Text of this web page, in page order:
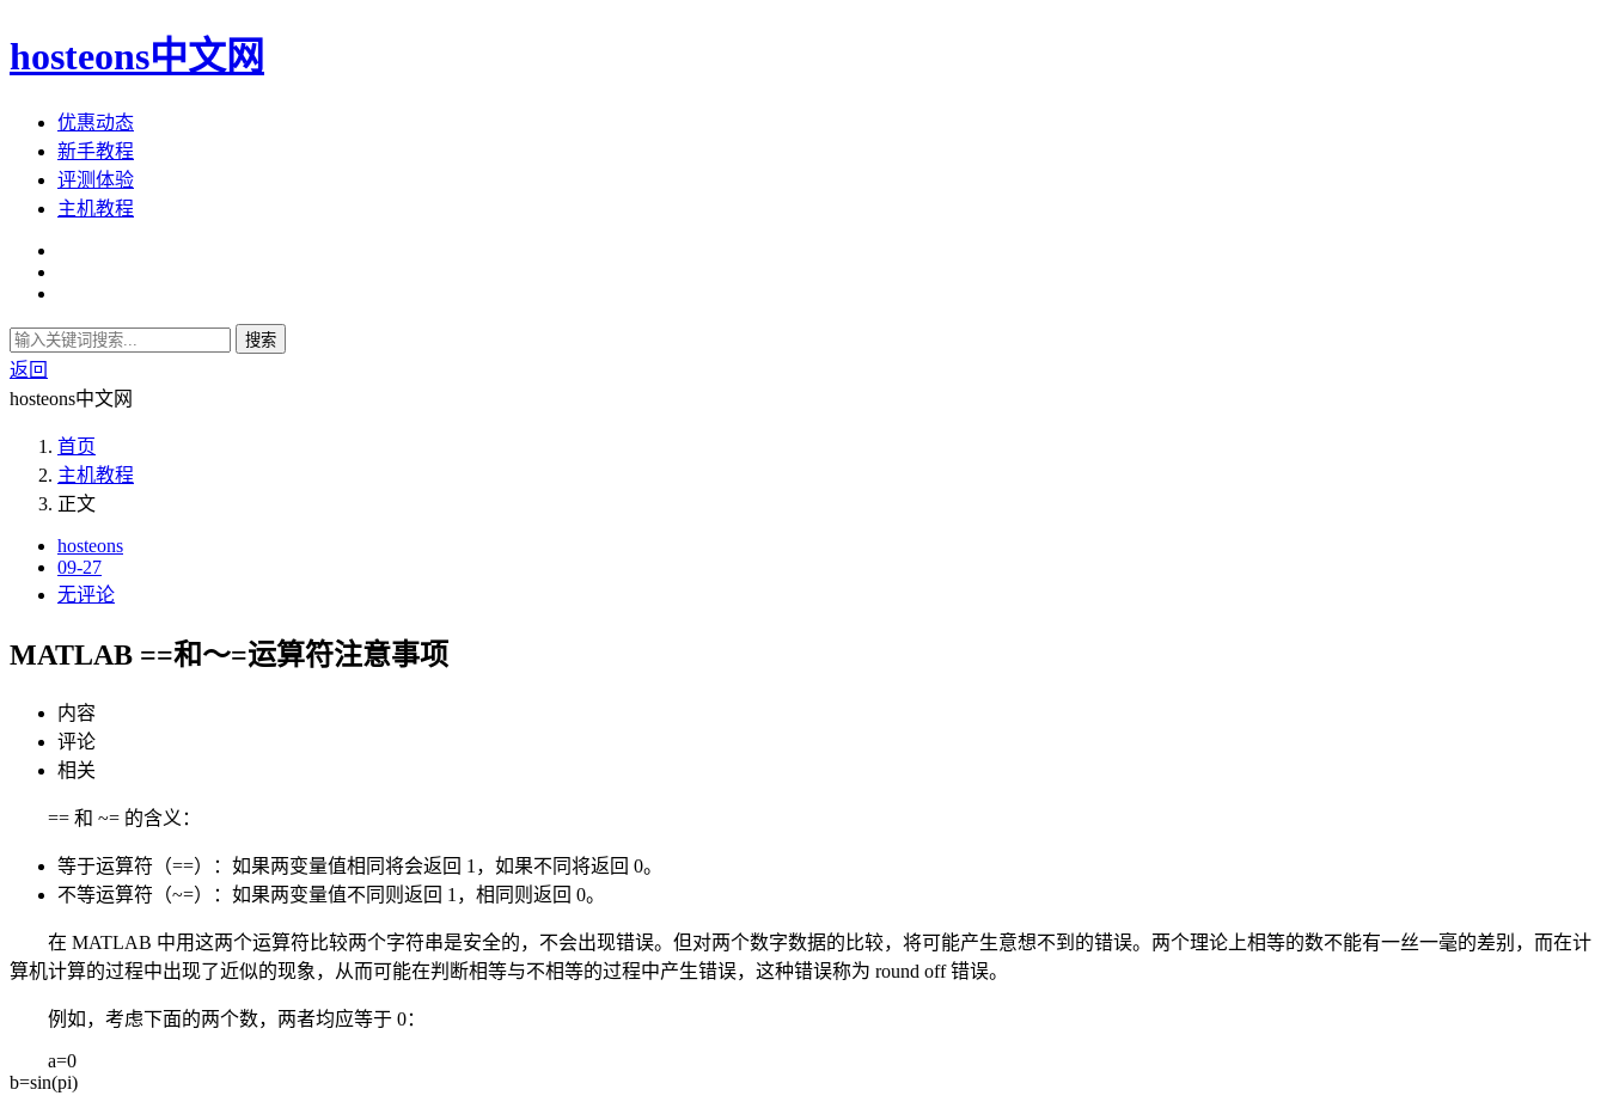
hosteons中文网
优惠动态
新手教程
评测体验
主机教程
搜索
返回
hosteons中文网
首页
主机教程
正文
hosteons
09-27
无评论
MATLAB ==和～=运算符注意事项
内容
评论
相关
== 和 ~= 的含义：
等于运算符（==）：如果两变量值相同将会返回 1，如果不同将返回 0。
不等运算符（~=）：如果两变量值不同则返回 1，相同则返回 0。
在 MATLAB 中用这两个运算符比较两个字符串是安全的，不会出现错误。但对两个数字数据的比较，将可能产生意想不到的错误。两个理论上相等的数不能有一丝一毫的差别，而在计
算机计算的过程中出现了近似的现象，从而可能在判断相等与不相等的过程中产生错误，这种错误称为 round off 错误。
例如，考虑下面的两个数，两者均应等于 0：
a=0
b=sin(pi)